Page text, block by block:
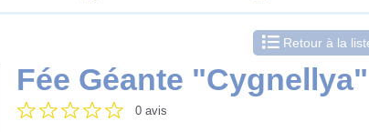
Retour à la
Fée Géante "Cygnellya"
0 avis